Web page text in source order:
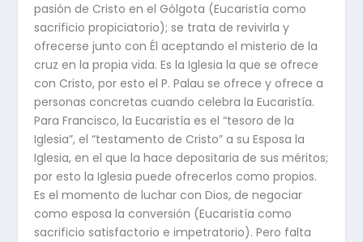
pasión de Cristo en el Gólgota (Eucaristía como
sacrificio propiciatorio); se trata de revivirla y
ofrecerse junto con Él aceptando el misterio de la
cruz en la propia vida. Es la Iglesia la que se ofrece
con Cristo, por esto el P. Palau se ofrece y ofrece a
personas concretas cuando celebra la Eucaristía.
Para Francisco, la Eucaristía es el “tesoro de la
Iglesia”, el “testamento de Cristo” a su Esposa la
Iglesia, en el que la hace depositaria de sus méritos;
por esto la Iglesia puede ofrecerlos como propios.
Es el momento de luchar con Dios, de negociar
como esposa la conversión (Eucaristía como
sacrificio satisfactorio e impetratorio). Pero falta